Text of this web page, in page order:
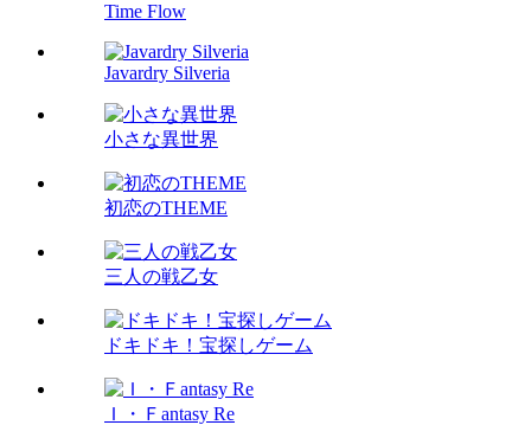
Time Flow
Javardry Silveria
小さな異世界
初恋のTHEME
三人の戦乙女
ドキドキ！宝探しゲーム
Ｉ・Ｆantasy Re